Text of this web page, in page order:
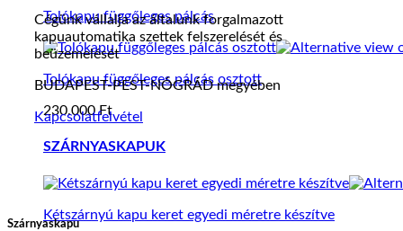
Tolókapu függőleges pálcás
Tolókapu függőleges pálcás osztott
230.000Ft
SZÁRNYASKAPUK
Kétszárnyú kapu keret egyedi méretre készítve
Cégünk vállalja az általunk forgalmazott
kapuautomatika szettek felszerelését és
beüzemelését
BUDAPEST-PEST-NÓGRÁD megyében
Kapcsolatfelvétel
Szárnyaskapu